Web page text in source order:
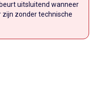
uitsluitend wanneer
zijn zonder technische